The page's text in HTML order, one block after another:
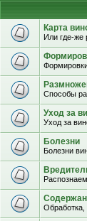
Карта
Или где-же
Способы
Уход за
Уход за
Болезни
Болезни
Обработка,